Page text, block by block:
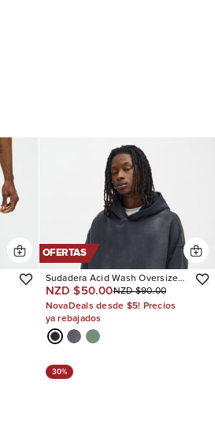
OFERTAS
Sudadera Acid Wash Oversized
Heavyweight
NZD $50.00NZD $90.00
NovaDeals desde $5! Precios
ya rebajados
30%